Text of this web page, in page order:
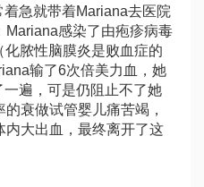
急就带着Mariana去医院
Mariana感染了由疱疹病毒
化脓性脑膜炎是败血症的
输了6次倍美力 血，她
一遍，可是仍阻止不了她
的衰做试管婴儿痛苦竭，
内大出血，最终离开了这